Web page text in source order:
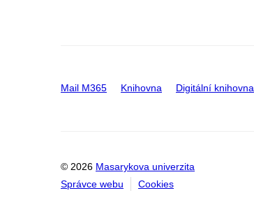
Mail M365 Knihovna Digitální knihovna
© 2026 Masarykova univerzita
Správce webu
Cookies